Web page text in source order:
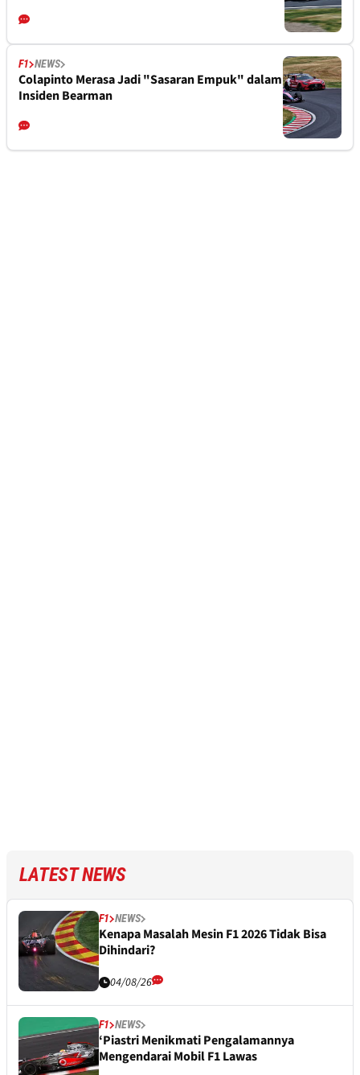
F1 NEWS
Colapinto Merasa Jadi "Sasaran Empuk" dalam
Insiden Bearman
LATEST NEWS
F1 NEWS
Kenapa Masalah Mesin F1 2026 Tidak Bisa
Dihindari?
04/08/26
F1 NEWS
‘Piastri Menikmati Pengalamannya
Mengendarai Mobil F1 Lawas